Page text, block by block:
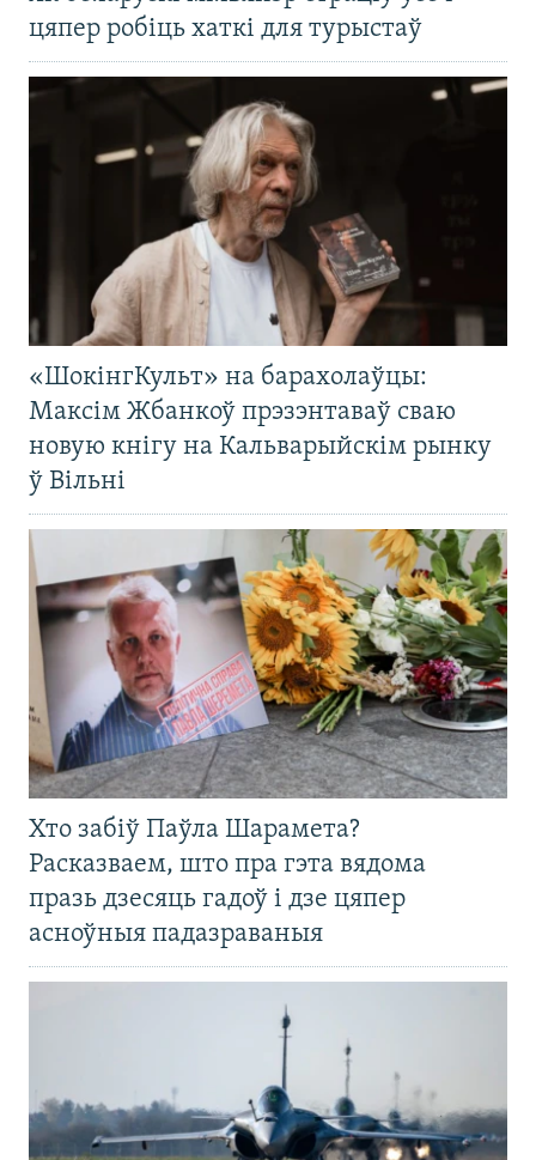
цяпер робіць хаткі для турыстаў
«ШокінгКульт» на барахолаўцы:
Максім Жбанкоў прэзэнтаваў сваю
новую кнігу на Кальварыйскім рынку
ў Вільні
Хто забіў Паўла Шарамета?
Расказваем, што пра гэта вядома
празь дзесяць гадоў і дзе цяпер
асноўныя падазраваныя